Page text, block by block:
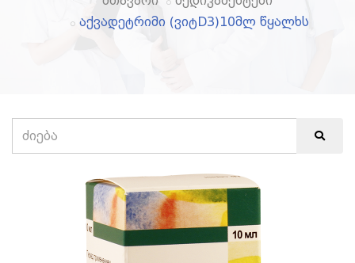
აქვადეტრიმი (ვიტD3)10მლ წყალხს